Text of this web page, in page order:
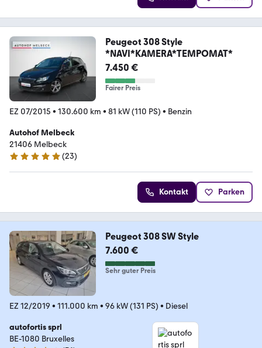
Peugeot 308 Style
*NAVI*KAMERA*TEMPOMAT*
7.450 €
Fairer Preis
EZ 07/2015 • 130.600 km • 81 kW (110 PS) • Benzin
Autohof Melbeck
21406 Melbeck
4.8 Sterne
(23)
Kontakt Parken
Peugeot 308 SW Style
7.600 €
Sehr guter Preis
EZ 12/2019 • 111.000 km • 96 kW (131 PS) • Diesel
autofortis sprl
BE-1080 Bruxelles